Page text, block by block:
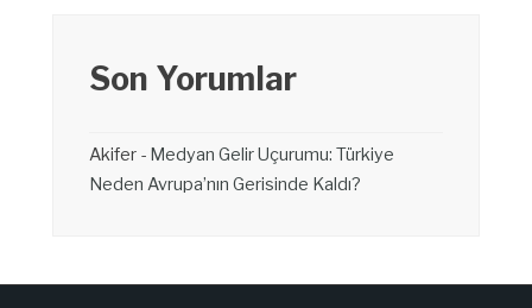
Son Yorumlar
Akifer - Medyan Gelir Uçurumu: Türkiye
Neden Avrupa’nın Gerisinde Kaldı?